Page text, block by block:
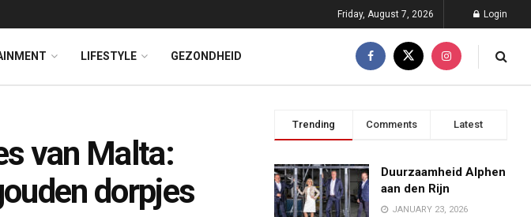
Friday, August 7, 2026 Login
LIFESTYLE GEZONDHEID
van Malta:
dorpjes
Trending Comments Latest
Duurzaamheid Alphen
aan den Rijn
JANUARY 23, 2026